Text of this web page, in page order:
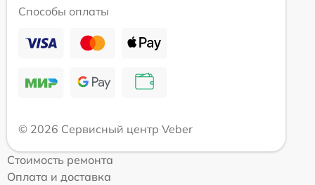
Способы оплаты
© 2026 Сервисный центр Veber
Стоимость ремонта
Оплата и доставка